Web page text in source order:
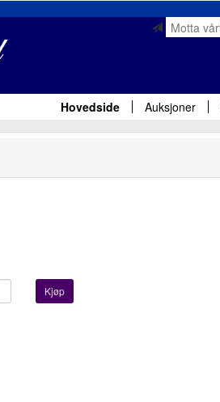
Hovedside Auksjoner
Kjøp